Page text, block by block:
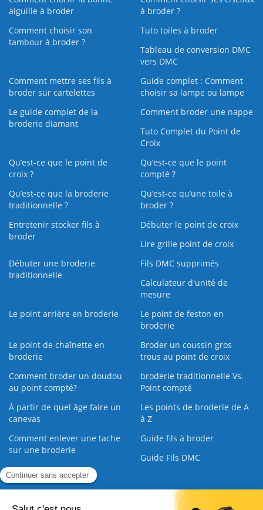
aiguille à broder
à broder ?
Comment choisir son
tambour à broder ?
Tuto toiles à broder
Tableau de conversion DMC
vers DMC
Comment mettre ses fils à
broder sur cartelettes
Guide complet : Comment
choisir sa lampe ou lampe
Le guide complet de la
broderie diamant
Comment broder une nappe
Tuto Complet du Point de
Croix
Qu’est-ce que le point de
croix ?
Qu’est-ce que le point
compté ?
Qu’est-ce que la broderie
traditionnelle ?
Qu’est‑ce qu’une toile à
broder ?
Entretenir stocker fils à
broder
Débuter le point de croix
Lire grille point de croix
Débuter une broderie
traditionnelle
Fils DMC supprimés
Calculateur d'unité de
mesure
Le point arrière en broderie
Le point de feston en
broderie
Le point de chaînette en
broderie
Broder un coussin gros
trous au point de croix
Comment broder un doudou
au point compté?
broderie traditionnelle Vs.
Point compté
À partir de quel âge faire un
canevas
Les points de broderie de A
à Z
Comment enlever une tache
sur une broderie
Guide fils à broder
Guide Fils DMC
Guide de la Broderie